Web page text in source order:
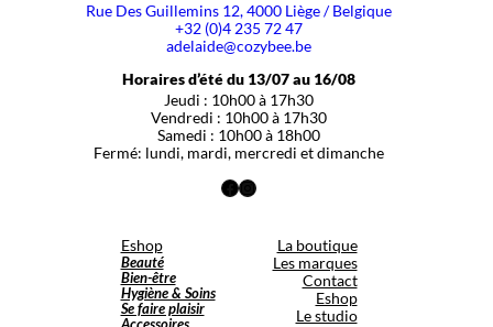
Rue Des Guillemins 12, 4000 Liège / Belgique
+32 (0)4 235 72 47
adelaide@cozybee.be
Horaires d’été du 13/07 au 16/08
Jeudi : 10h00 à 17h30
Vendredi : 10h00 à 17h30
Samedi : 10h00 à 18h00
Fermé: lundi, mardi, mercredi et dimanche
Facebook
Instagram
Eshop
Beauté
Bien-être
Hygiène & Soins
Se faire plaisir
La boutique
Les marques
Contact
Eshop
Le studio